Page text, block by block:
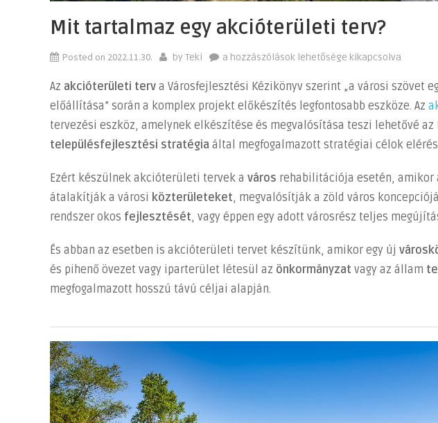
Mit tartalmaz egy akcióterületi terv?
Posted on 2022.11.30. byTeki
Mit
egy
akcióterületi
terv?
bejegyzéshez
a hozzászólások lehetősége kikapcsolva
Az akcióterületi terv a Városfejlesztési Kézikönyv szerint „a városi szövet
előállítása” során a komplex projekt előkészítés legfontosabb eszköze. Az
tervezési eszköz, amelynek elkészítése és megvalósítása teszi lehetővé az
településfejlesztési stratégia által megfogalmazott stratégiai célok
Ezért készülnek akcióterületi tervek a város rehabilitációja esetén, amikor
átalakítják a városi közterületeket, megvalósítják a zöld város
rendszer okos fejlesztését, vagy éppen egy adott városrész teljes
És abban az esetben is akcióterületi tervet készítünk, amikor egy új
és pihenő övezet vagy iparterület létesül az önkormányzat vagy az állam
megfogalmazott hosszú távú céljai alapján.